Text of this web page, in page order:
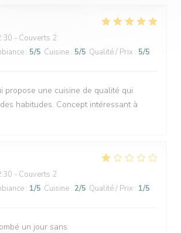
- Couverts 2
: 5/5 Cuisine : 5/5 Qualité / Prix : 5/5
propose une cuisine de qualité qui
habitudes. Concept intéressant à
- Couverts 2
: 1/5 Cuisine : 2/5 Qualité / Prix : 1/5
un jour sans